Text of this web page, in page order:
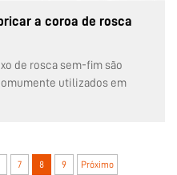
a coroa de rosca
de rosca sem-fim são
utilizados em
rosca sem-fim. É frequente
é tão duro...
7 8 9 Próximo